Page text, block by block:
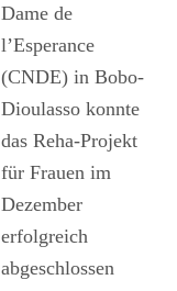
Dame de
l’Esperance
(CNDE) in Bobo-
Dioulasso konnte
das Reha-Projekt
für Frauen im
Dezember
erfolgreich
abgeschlossen